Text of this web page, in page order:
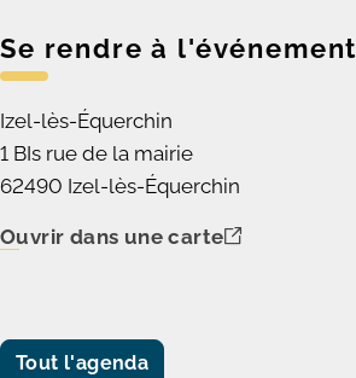
Se rendre à l'événement
Izel-lès-Équerchin
1 BIs rue de la mairie
62490 Izel-lès-Équerchin
Ouvrir dans une carte
Tout l'agenda